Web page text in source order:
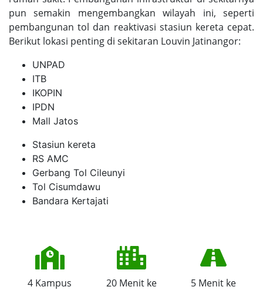
pun semakin mengembangkan wilayah ini, seperti
pembangunan tol dan reaktivasi stasiun kereta cepat.
Berikut lokasi penting di sekitaran Louvin Jatinangor:
UNPAD
ITB
IKOPIN
IPDN
Mall Jatos
Stasiun kereta
RS AMC
Gerbang Tol Cileunyi
Tol Cisumdawu
Bandara Kertajati
4 Kampus
20 Menit ke
5 Menit ke